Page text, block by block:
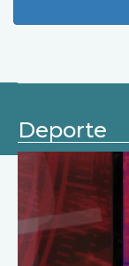
Deporte